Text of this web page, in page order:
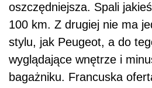
oszczędniejsza. Spali
100 km. Z drugiej nie ma
stylu, jak Peugeot, a do
wyglądające wnętrze i
bagażniku. Francuska